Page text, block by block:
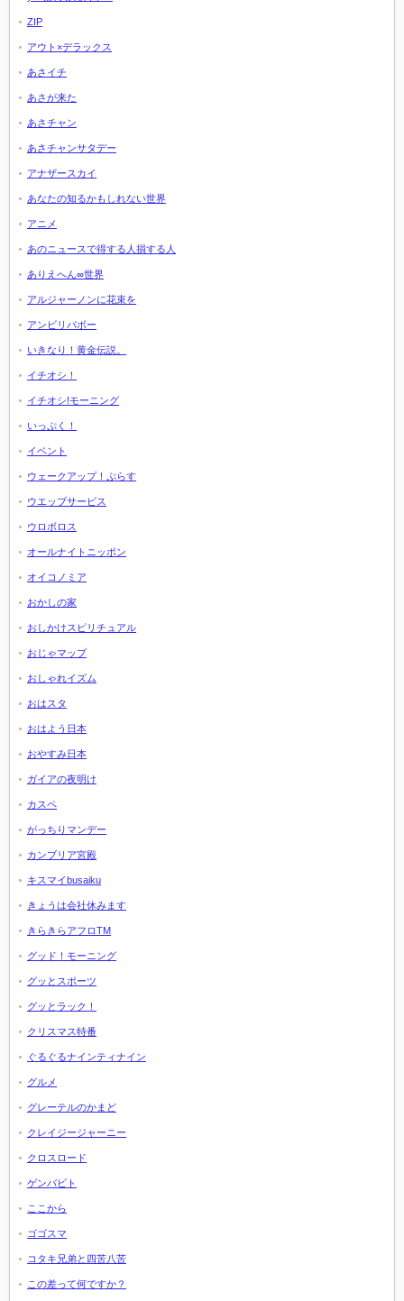
ZIP
アウト×デラックス
あさイチ
あさが来た
あさチャン
あさチャンサタデー
アナザースカイ
あなたの知るかもしれない世界
アニメ
あのニュースで得する人損する人
ありえへん∞世界
アルジャーノンに花束を
アンビリバボー
いきなり！黄金伝説。
イチオシ！
イチオシ!モーニング
いっぷく！
イベント
ウェークアップ！ぷらす
ウエッブサービス
ウロボロス
オールナイトニッポン
オイコノミア
おかしの家
おしかけスピリチュアル
おじゃマップ
おしゃれイズム
おはスタ
おはよう日本
おやすみ日本
ガイアの夜明け
カスペ
がっちりマンデー
カンブリア宮殿
キスマイbusaiku
きょうは会社休みます
きらきらアフロTM
グッド！モーニング
グッとスポーツ
グッとラック！
クリスマス特番
ぐるぐるナインティナイン
グルメ
グレーテルのかまど
クレイジージャーニー
クロスロード
ゲンバビト
ここから
ゴゴスマ
コタキ兄弟と四苦八苦
この差って何ですか？